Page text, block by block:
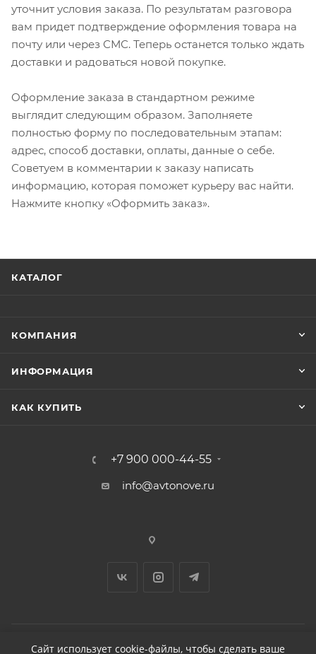
уточнит условия заказа. По результатам разговора
вам придет подтверждение оформления товара на
почту или через СМС. Теперь останется только ждать
доставки и радоваться новой покупке.
Оформление заказа в стандартном режиме
выглядит следующим образом. Заполняете
полностью форму по последовательным этапам:
адрес, способ доставки, оплаты, данные о себе.
Советуем в комментарии к заказу написать
информацию, которая поможет курьеру вас найти.
Нажмите кнопку «Оформить заказ».
КАТАЛОГ
КОМПАНИЯ
ИНФОРМАЦИЯ
КАК КУПИТЬ
+7 900 000-44-55
info@avtonove.ru
Сайт использует cookie-файлы, чтобы сделать ваше